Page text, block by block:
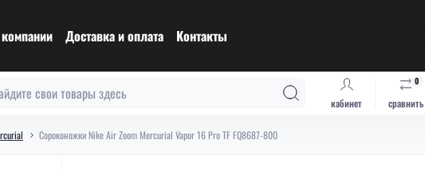
Доставка и оплата Контакты
кабинет сравнить
0
Сороконожки Nike Air Zoom Mercurial Vapor 16 Pro TF FQ8687-800